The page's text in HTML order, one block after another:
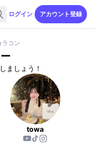
ログイン アカウント登録
ラコン
ましょう！
towa